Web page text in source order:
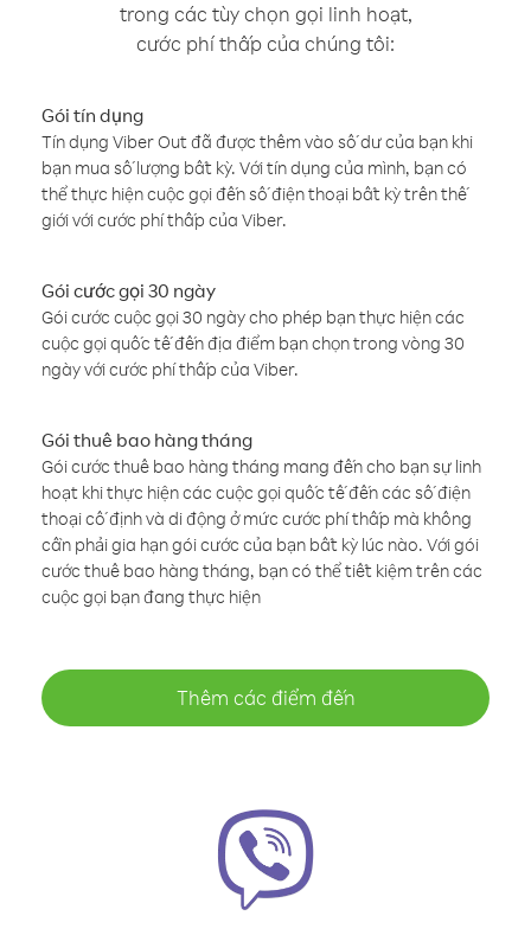
trong các tùy chọn gọi linh hoạt,
cước phí thấp của chúng tôi:
Gói tín dụng
Tín dụng Viber Out đã được thêm vào số dư của bạn khi
bạn mua số lượng bất kỳ. Với tín dụng của mình, bạn có
thể thực hiện cuộc gọi đến số điện thoại bất kỳ trên thế
giới với cước phí thấp của Viber.
Gói cước gọi 30 ngày
Gói cước cuộc gọi 30 ngày cho phép bạn thực hiện các
cuộc gọi quốc tế đến địa điểm bạn chọn trong vòng 30
ngày với cước phí thấp của Viber.
Gói thuê bao hàng tháng
Gói cước thuê bao hàng tháng mang đến cho bạn sự linh
hoạt khi thực hiện các cuộc gọi quốc tế đến các số điện
thoại cố định và di động ở mức cước phí thấp mà không
cần phải gia hạn gói cước của bạn bất kỳ lúc nào. Với gói
cước thuê bao hàng tháng, bạn có thể tiết kiệm trên các
cuộc gọi bạn đang thực hiện
Thêm các điểm đến